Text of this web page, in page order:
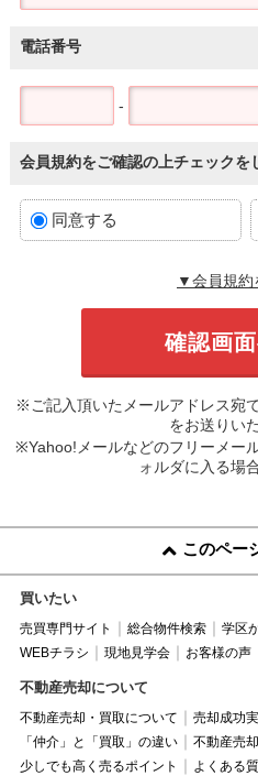
電話番号
-
会員規約をご確認の上チェックを
同意する
▼会員規約
※ご記入頂いたメールアドレス宛
をお送りい
※Yahoo!メールなどのフリーメー
ォルダに入る場
このペー
買いたい
売買専門サイト 総合物件検索 学区
WEBチラシ
現地見学会 お客様の声
不動産売却について
不動産売却・買取について 売却成功
「仲介」と「買取」の違い
不動産売
少しでも高く売るポイント
よくある